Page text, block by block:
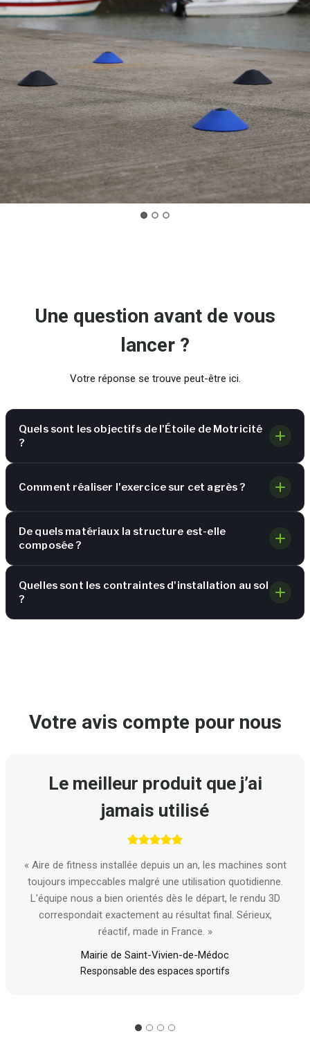
Une question avant de vous
lancer ?
Votre réponse se trouve peut-être ici.
Quels sont les objectifs de l'Étoile de Motricité
?
Comment réaliser l'exercice sur cet agrès ?
De quels matériaux la structure est-elle
composée ?
Quelles sont les contraintes d'installation au sol
?
Votre avis compte pour nous
Le meilleur produit que j’ai
jamais utilisé
« Aire de fitness installée depuis un an, les machines sont
toujours impeccables malgré une utilisation quotidienne.
L’équipe nous a bien orientés dès le départ, le rendu 3D
correspondait exactement au résultat final. Sérieux,
réactif, made in France. »
Mairie de Saint-Vivien-de-Médoc
Responsable des espaces sportifs